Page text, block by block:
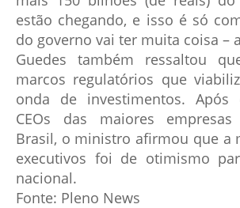
estão chegando, e isso é só
do governo vai ter muita coisa –
Guedes também ressaltou
marcos regulatórios que
onda de investimentos. Após
CEOs das maiores
Brasil, o ministro afirmou que a
executivos foi de otimismo
nacional.
Fonte: Pleno News